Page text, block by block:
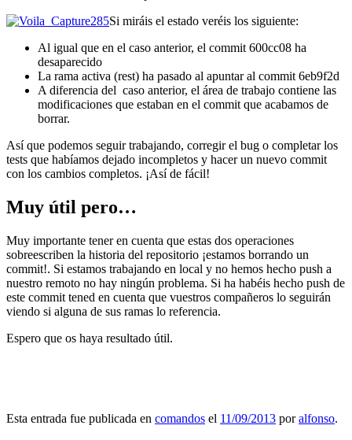
Si miráis el estado veréis los siguiente:
Al igual que en el caso anterior, el commit 600cc08 ha
desaparecido
La rama activa (rest) ha pasado al apuntar al commit 6eb9f2d
A diferencia del caso anterior, el área de trabajo contiene las
modificaciones que estaban en el commit que acabamos de
borrar.
Así que podemos seguir trabajando, corregir el bug o completar los
tests que habíamos dejado incompletos y hacer un nuevo commit
con los cambios completos. ¡Así de fácil!
Muy útil pero…
Muy importante tener en cuenta que estas dos operaciones
sobreescriben la historia del repositorio ¡estamos borrando un
commit!. Si estamos trabajando en local y no hemos hecho push a
nuestro remoto no hay ningún problema. Si ha habéis hecho push de
este commit tened en cuenta que vuestros compañeros lo seguirán
viendo si alguna de sus ramas lo referencia.
Espero que os haya resultado útil.
Esta entrada fue publicada en comandos el 11/09/2013 poralfonso.